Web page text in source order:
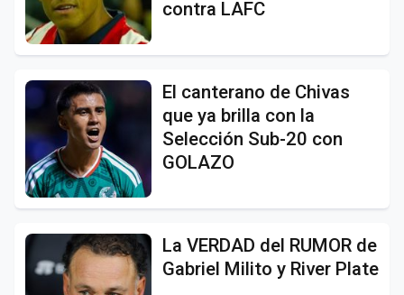
contra LAFC
El canterano de Chivas
que ya brilla con la
Selección Sub-20 con
GOLAZO
La VERDAD del RUMOR de
Gabriel Milito y River Plate